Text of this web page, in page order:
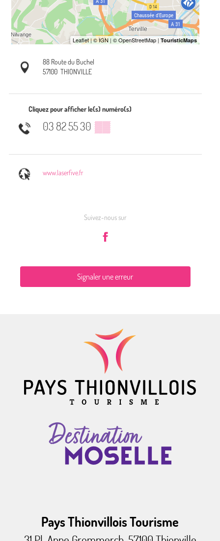
88 Route du Buchel
57100 THIONVILLE
Cliquez pour afficher le(s) numéro(s)
03 82 55 30 ▒▒
www.laserfive.fr
Suivez-nous sur
Signaler une erreur
Pays Thionvillois Tourisme